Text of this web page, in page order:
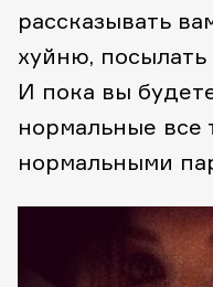
рассказывать
хуйню,
И пока вы
нормальные все
нормальными